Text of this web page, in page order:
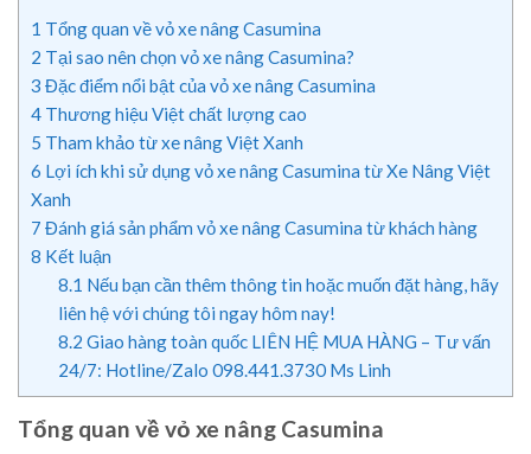
1 Tổng quan về vỏ xe nâng Casumina
2 Tại sao nên chọn vỏ xe nâng Casumina?
3 Đặc điểm nổi bật của vỏ xe nâng Casumina
4 Thương hiệu Việt chất lượng cao
5 Tham khảo từ xe nâng Việt Xanh
6 Lợi ích khi sử dụng vỏ xe nâng Casumina từ Xe Nâng Việt
Xanh
7 Đánh giá sản phẩm vỏ xe nâng Casumina từ khách hàng
8 Kết luận
8.1 Nếu bạn cần thêm thông tin hoặc muốn đặt hàng, hãy
liên hệ với chúng tôi ngay hôm nay!
8.2 Giao hàng toàn quốc LIÊN HỆ MUA HÀNG – Tư vấn
24/7: Hotline/Zalo 098.441.3730 Ms Linh
Tổng quan về vỏ xe nâng Casumina